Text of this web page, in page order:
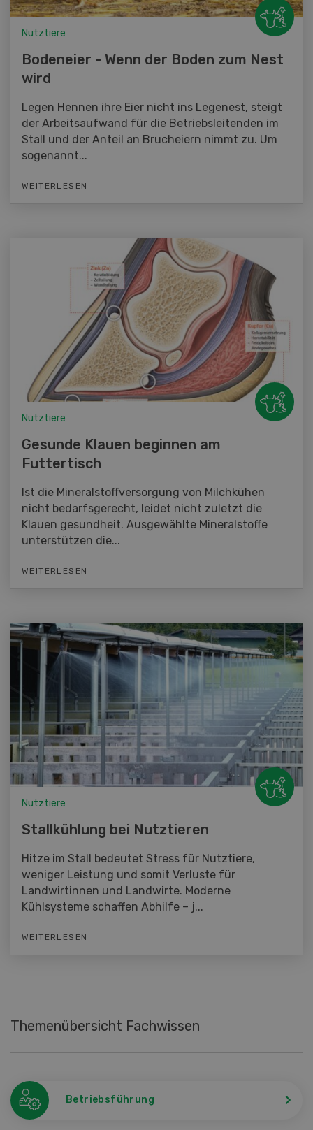
Nutztiere
Bodeneier - Wenn der Boden zum Nest
wird
Legen Hennen ihre Eier nicht ins Legenest, steigt
der Arbeitsaufwand für die Betriebsleitenden im
Stall und der Anteil an Brucheiern nimmt zu. Um
sogenannt...
WEITERLESEN
Nutztiere
Gesunde Klauen beginnen am
Futtertisch
Ist die Mineralstoffversorgung von Milchkühen
nicht bedarfsgerecht, leidet nicht zuletzt die
Klauen gesundheit. Ausgewählte Mineralstoffe
unterstützen die...
WEITERLESEN
Nutztiere
Stallkühlung bei Nutztieren
Hitze im Stall bedeutet Stress für Nutztiere,
weniger Leistung und somit Verluste für
Landwirtinnen und Landwirte. Moderne
Kühlsysteme schaffen Abhilfe – j...
WEITERLESEN
Themenübersicht Fachwissen
Betriebsführung